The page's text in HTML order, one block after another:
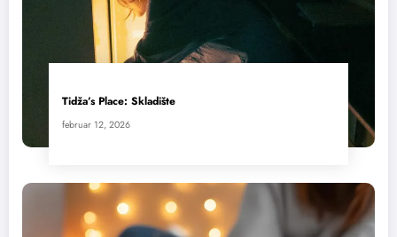
Tidža’s Place: Skladište
februar 12, 2026